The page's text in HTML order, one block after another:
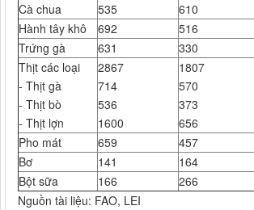
Cà chua
535 610
Hành tây khô
692 516
Trứng gà
631 330
Thịt các loại
- Thịt gà
- Thịt bò
- Thịt lợn
2867
714
536
1600
1807
570
373
656
Pho mát
659 457
Bơ
141 164
Bột sữa
166 266
Nguồn tài liệu: FAO, LEI